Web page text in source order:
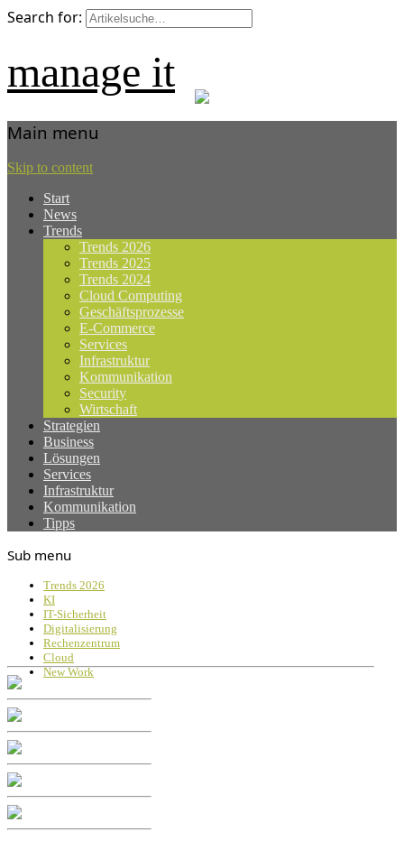
Search for:
manage it
Main menu
Skip to content
Start
News
Trends
Trends 2026
Trends 2025
Trends 2024
Cloud Computing
Geschäftsprozesse
E-Commerce
Services
Infrastruktur
Kommunikation
Security
Wirtschaft
Strategien
Business
Lösungen
Services
Infrastruktur
Kommunikation
Tipps
Sub menu
Trends 2026
KI
IT-Sicherheit
Digitalisierung
Rechenzentrum
Cloud
New Work